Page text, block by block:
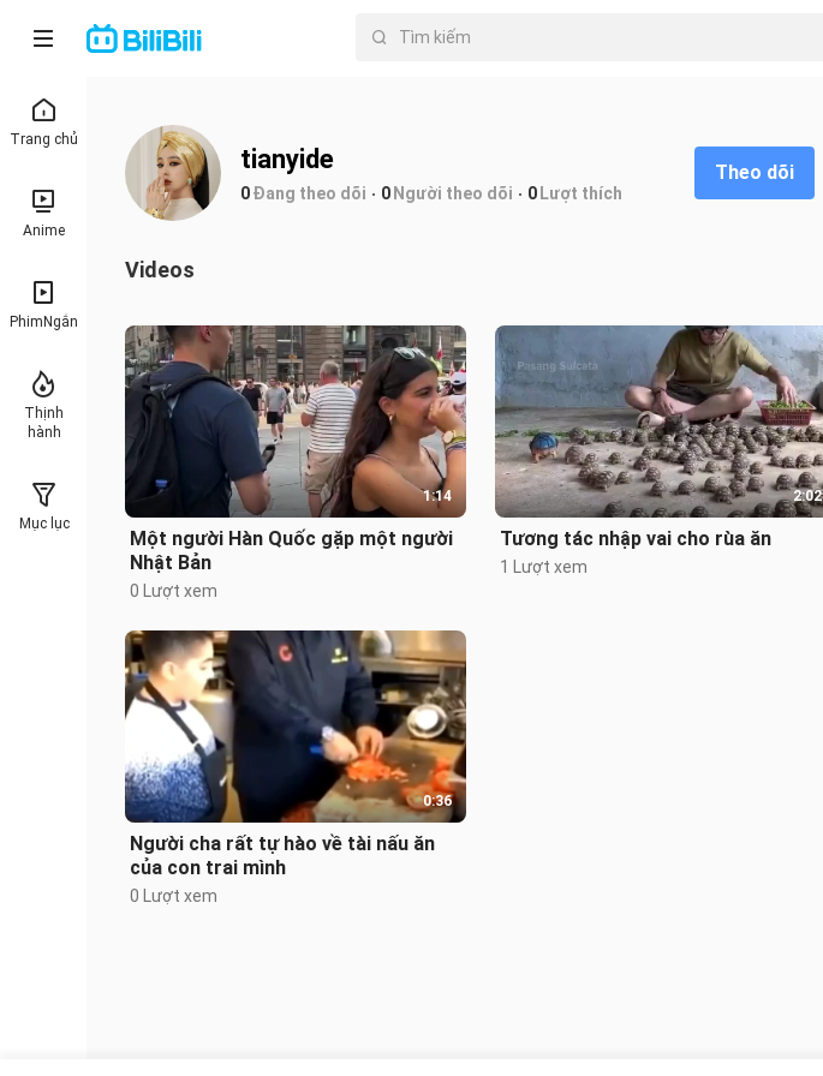
Trang chủ
Anime
PhimNgắn
Thịnh
hành
Mục lục
tianyide
0Đang theo dõi 0Người theo dõi 0Lượt thích
Theo dõi
Videos
1:14
Một người Hàn Quốc gặp một người
Nhật Bản
0 Lượt xem
2:02
Tương tác nhập vai cho rùa ăn
1 Lượt xem
0:36
Người cha rất tự hào về tài nấu ăn
của con trai mình
0 Lượt xem